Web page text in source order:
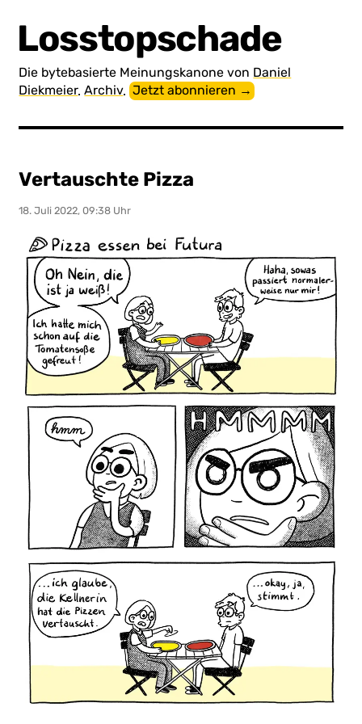
Losstopschade
Die byte­basierte Meinungs­kanone von Daniel
Diekmeier.Archiv.Jetzt abonnieren →
Vertauschte Pizza
18. Juli 2022, 09:38 Uhr